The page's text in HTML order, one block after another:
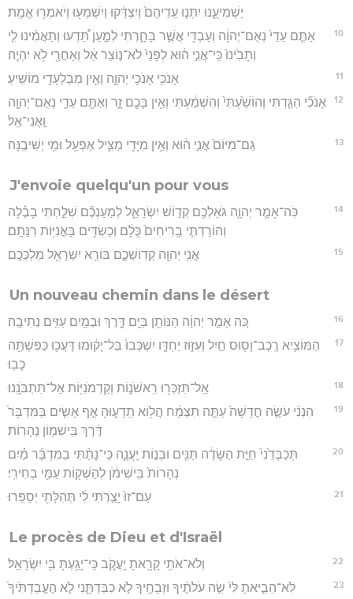
יַשְׁמִיעֻ֑נוּ יִתְּנ֤וּ עֵֽדֵיהֶם֙ וְיִצְדָּ֔קוּ וְיִשְׁמְע֖וּ וְיֹאמְר֥וּ אֱמֶֽת׃
10
אַתֶּ֤ם עֵדַי֙ נְאֻם־יְהוָ֔ה וְעַבְדִּ֖י אֲשֶׁ֣ר בָּחָ֑רְתִּי לְמַ֣עַן תֵּ֠דְעוּ וְתַאֲמִ֨ינוּ לִ֤י
וְתָבִ֙ינוּ֙ כִּֽי־אֲנִ֣י ה֔וּא לְפָנַי֙ לֹא־נ֣וֹצַר אֵ֔ל וְאַחֲרַ֖י לֹ֥א יִהְיֶֽה׃
11 אָנֹכִ֥י אָנֹכִ֖י יְהוָ֑ה וְאֵ֥ין מִבַּלְעָדַ֖י מוֹשִֽׁיעַ׃
12
אָנֹכִ֞י הִגַּ֤דְתִּי וְהוֹשַׁ֙עְתִּי֙ וְהִשְׁמַ֔עְתִּי וְאֵ֥ין בָּכֶ֖ם זָ֑ר וְאַתֶּ֥ם עֵדַ֛י נְאֻם־יְהוָ֖ה
וַֽאֲנִי־אֵֽל׃
13 גַּם־מִיּוֹם֙ אֲנִ֣י ה֔וּא וְאֵ֥ין מִיָּדִ֖י מַצִּ֑יל אֶפְעַ֖ל וּמִ֥י יְשִׁיבֶֽנָּה׃
J'envoie quelqu'un pour vous
14
כֹּֽה־אָמַ֧ר יְהוָ֛ה גֹּאַלְכֶ֖ם קְד֣וֹשׁ יִשְׂרָאֵ֑ל לְמַעַנְכֶ֞ם שִׁלַּ֣חְתִּי בָבֶ֗לָה
וְהוֹרַדְתִּ֤י בָֽרִיחִים֙ כֻּלָּ֔ם וְכַשְׂדִּ֖ים בָּאֳנִיּ֥וֹת רִנָּתָֽם׃
15 אֲנִ֥י יְהוָ֖ה קְדֽוֹשְׁכֶ֑ם בּוֹרֵ֥א יִשְׂרָאֵ֖ל מַלְכְּכֶֽם׃
Un nouveau chemin dans le désert
16 כֹּ֚ה אָמַ֣ר יְהוָ֔ה הַנּוֹתֵ֥ן בַּיָּ֖ם דָּ֑רֶךְ וּבְמַ֥יִם עַזִּ֖ים נְתִיבָֽה׃
17
הַמּוֹצִ֥יא רֶֽכֶב־וָס֖וּס חַ֣יִל וְעִזּ֑וּז יַחְדָּ֤ו יִשְׁכְּבוּ֙ בַּל־יָק֔וּמוּ דָּעֲכ֖וּ כַּפִּשְׁתָּ֥ה
כָבֽוּ׃
18 אַֽל־תִּזְכְּר֖וּ רִֽאשֹׁנ֑וֹת וְקַדְמֹנִיּ֖וֹת אַל־תִּתְבֹּנָֽנוּ׃
19
הִנְנִ֨י עֹשֶׂ֤ה חֲדָשָׁה֙ עַתָּ֣ה תִצְמָ֔ח הֲל֖וֹא תֵֽדָע֑וּהָ אַ֣ף אָשִׂ֤ים בַּמִּדְבָּר֙
דֶּ֔רֶךְ בִּֽישִׁמ֖וֹן נְהָרֽוֹת׃
20
תְּכַבְּדֵ֙נִי֙ חַיַּ֣ת הַשָּׂדֶ֔ה תַּנִּ֖ים וּבְנ֣וֹת יַֽעֲנָ֑ה כִּֽי־נָתַ֨תִּי בַמִּדְבָּ֜ר מַ֗יִם
נְהָרוֹת֙ בִּֽישִׁימֹ֔ן לְהַשְׁק֖וֹת עַמִּ֥י בְחִירִֽי׃
21 עַם־זוּ֙ יָצַ֣רְתִּי לִ֔י תְּהִלָּתִ֖י יְסַפֵּֽרוּ׃
Le procès de Dieu et d'Israël
22 וְלֹא־אֹתִ֥י קָרָ֖אתָ יַֽעֲקֹ֑ב כִּֽי־יָגַ֥עְתָּ בִּ֖י יִשְׂרָאֵֽל׃
23
לֹֽא־הֵבֵ֤יאתָ לִּי֙ שֵׂ֣ה עֹלֹתֶ֔יךָ וּזְבָחֶ֖יךָ לֹ֣א כִבַּדְתָּ֑נִי לֹ֤א הֶעֱבַדְתִּ֙יךָ֙